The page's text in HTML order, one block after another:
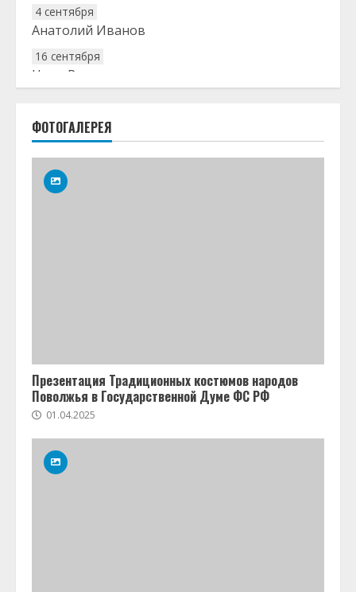
4 сентября
Анатолий Иванов
16 сентября
Нина Ратникова
Геннадий Мальгин
3 октября
3 октября
ФОТОГАЛЕРЕЯ
Презентация Традиционных костюмов народов
Поволжья в Государственной Думе ФС РФ
01.04.2025